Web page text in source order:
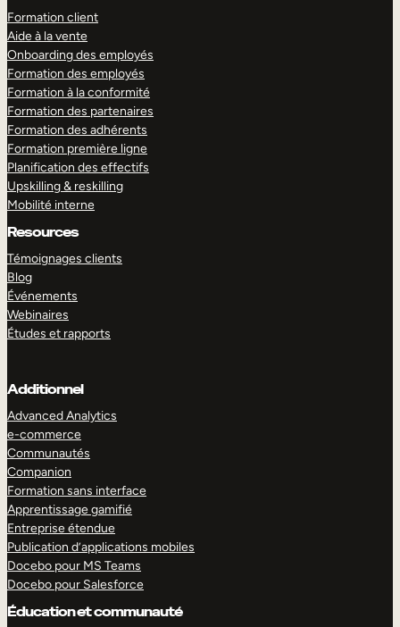
Formation client
Aide à la vente
Onboarding des employés
Formation des employés
Formation à la conformité
Formation des partenaires
Formation des adhérents
Formation première ligne
Planification des effectifs
Upskilling & reskilling
Mobilité interne
Resources
Témoignages clients
Blog
Événements
Webinaires
Études et rapports
Additionnel
Advanced Analytics
e-commerce
Communautés
Companion
Formation sans interface
Apprentissage gamifié
Entreprise étendue
Publication d’applications mobiles
Docebo pour MS Teams
Docebo pour Salesforce
Éducation et communauté